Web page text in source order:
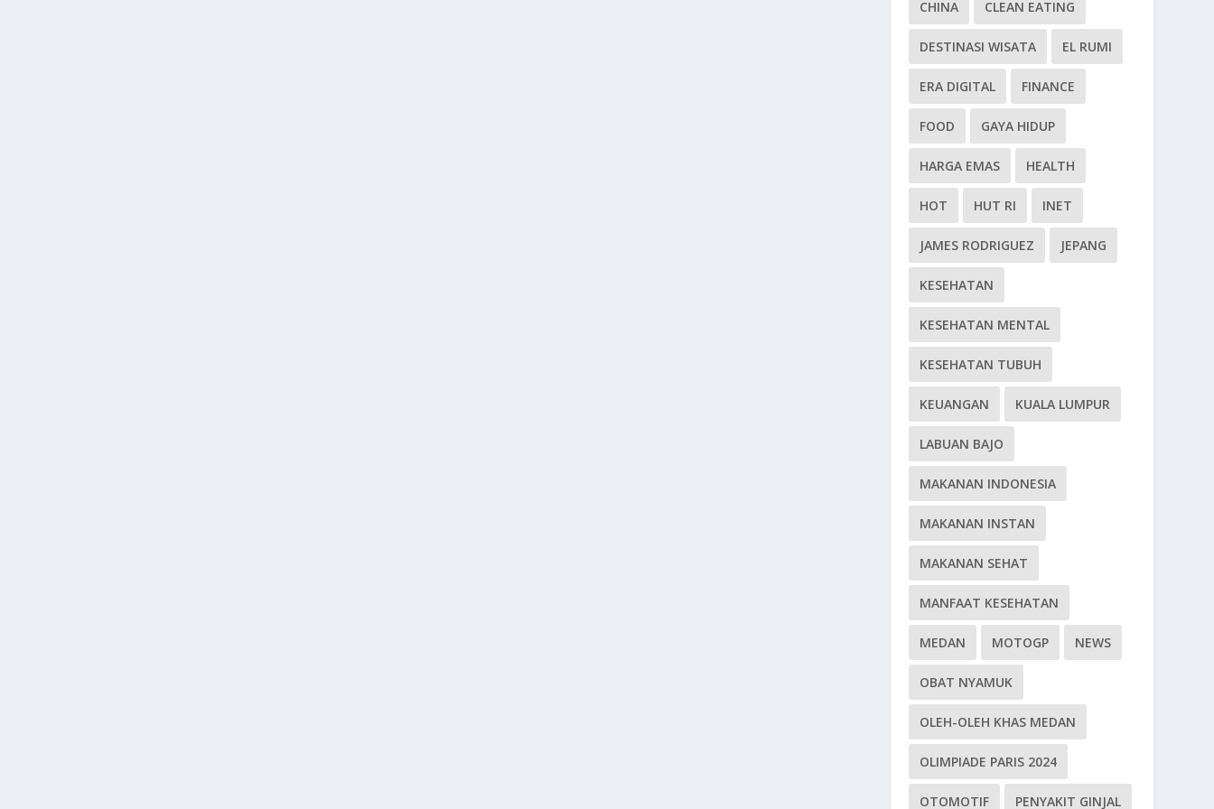
CHINA CLEAN EATING
DESTINASI WISATA EL RUMI
ERA DIGITAL FINANCE
FOOD GAYA HIDUP
HARGA EMAS HEALTH
HOT HUT RI INET
JAMES RODRIGUEZ JEPANG
KESEHATAN
KESEHATAN MENTAL
KESEHATAN TUBUH
KEUANGAN KUALA LUMPUR
LABUAN BAJO
MAKANAN INDONESIA
MAKANAN INSTAN
MAKANAN SEHAT
MANFAAT KESEHATAN
MEDAN MOTOGP NEWS
OBAT NYAMUK
OLEH-OLEH KHAS MEDAN
OLIMPIADE PARIS 2024
OTOMOTIF PENYAKIT GINJAL